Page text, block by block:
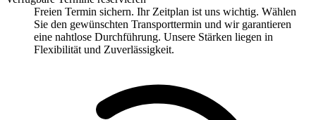
Freien Termin sichern. Ihr Zeitplan ist uns wichtig. Wählen
Sie den gewünschten Transporttermin und wir garantieren
eine nahtlose Durchführung. Unsere Stärken liegen in
Flexibilität und Zuverlässigkeit.